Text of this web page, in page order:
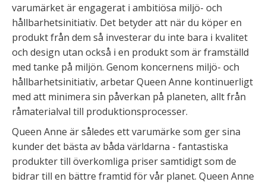
varumärket är engagerat i ambitiösa miljö- och
hållbarhetsinitiativ. Det betyder att när du köper en
produkt från dem så investerar du inte bara i kvalitet
och design utan också i en produkt som är framställd
med tanke på miljön. Genom koncernens miljö- och
hållbarhetsinitiativ, arbetar Queen Anne kontinuerligt
med att minimera sin påverkan på planeten, allt från
råmaterialval till produktionsprocesser.
Queen Anne är således ett varumärke som ger sina
kunder det bästa av båda världarna - fantastiska
produkter till överkomliga priser samtidigt som de
bidrar till en bättre framtid för vår planet. Queen Anne